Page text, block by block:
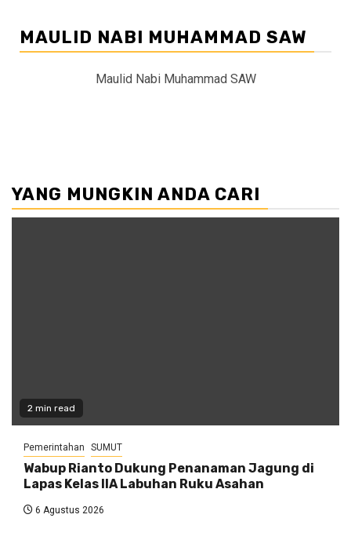
MAULID NABI MUHAMMAD SAW
Maulid Nabi Muhammad SAW
YANG MUNGKIN ANDA CARI
2 min read
Pemerintahan SUMUT
Wabup Rianto Dukung Penanaman Jagung di
Lapas Kelas IIA Labuhan Ruku Asahan
6 Agustus 2026